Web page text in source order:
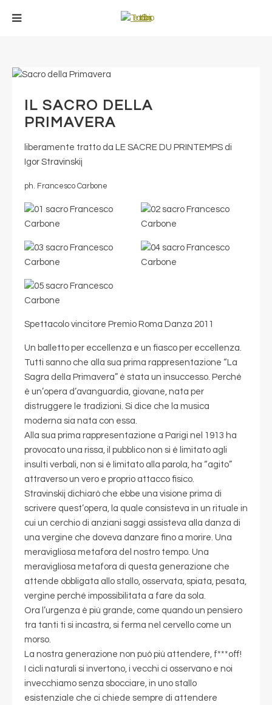
IL SACRO DELLA
PRIMAVERA
liberamente tratto da LE SACRE DU PRINTEMPS di
Igor Stravinskij
ph. Francesco Carbone
Spettacolo vincitore Premio Roma Danza 2011
Un balletto per eccellenza e un fiasco per eccellenza.
Tutti sanno che alla sua prima rappresentazione “La
Sagra della Primavera” è stata un insuccesso. Perché
è un’opera d’avanguardia, giovane, nata per
distruggere le tradizioni. Si dice che la musica
moderna sia nata con essa.
Alla sua prima rappresentazione a Parigi nel 1913 ha
provocato una rissa, il pubblico non si è limitato agli
insulti verbali, non si è limitato alla parola, ha “agito”
attraverso un vero e proprio attacco fisico.
Stravinskij dichiarò che ebbe una visione prima di
scrivere quest’opera, la quale consisteva in un rituale in
cui un cerchio di anziani saggi assisteva alla danza di
una vergine che doveva danzare fino a morire. Una
meravigliosa metafora del nostro tempo. Una
meravigliosa metafora di questa generazione che
attende obbligata allo stallo, osservata, spiata, pesata,
vergine perché impossibilitata a fare da sola.
Ora l’urgenza è più grande, come quando un pensiero
tra tanti ti si incastra, si ferma nel cervello come un
morso.
La nostra generazione non può più attendere, f***off!
I cicli naturali si invertono, i vecchi ci osservano e noi
invecchiamo senza sbocciare, in uno stallo
esistenziale che ci chiede sempre di attendere